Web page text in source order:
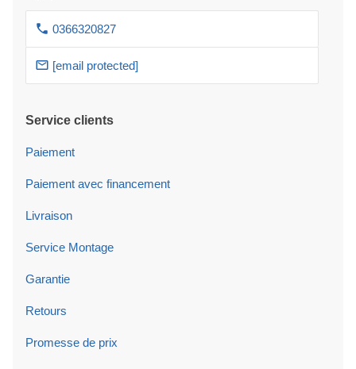
0366320827
[email protected]
Service clients
Paiement
Paiement avec financement
Livraison
Service Montage
Garantie
Retours
Promesse de prix